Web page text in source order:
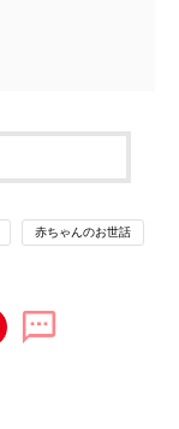
赤ちゃんのお世話